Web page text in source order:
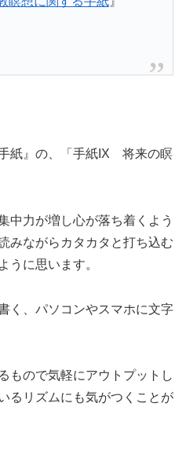
紙』の、「手紙IX 将来の瞑
中力が増し心が落ち着くよう
みながらカタカタと打ち込む
うに思います。
く、パソコンやスマホに文字
もので気軽にアウトプットし
るリズムにも気がつくことが